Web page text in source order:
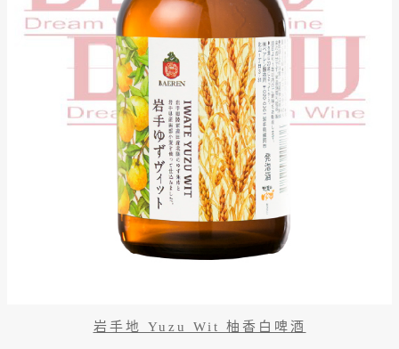
岩手地 Yuzu Wit 柚香白啤酒